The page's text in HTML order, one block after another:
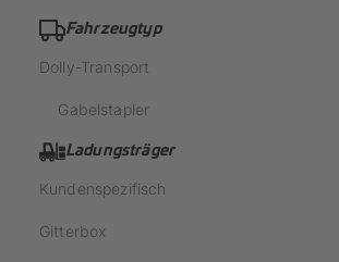
Fahrzeugtyp
Dolly-Transport
Gabelstapler
Ladungsträger
Kundenspezifisch
Gitterbox